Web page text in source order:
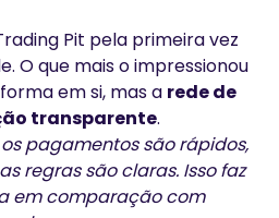
Pit pela primeira vez
O que mais o impressionou
em si, mas a rede de
transparente.
pagamentos são rápidos,
regras são claras. Isso faz
em comparação com